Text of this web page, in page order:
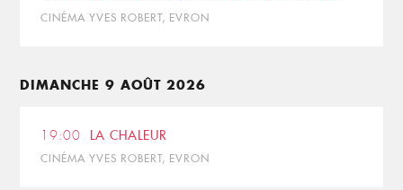
CINÉMA YVES ROBERT, EVRON
DIMANCHE 9 AOÛT 2026
19:00 LA CHALEUR
CINÉMA YVES ROBERT, EVRON